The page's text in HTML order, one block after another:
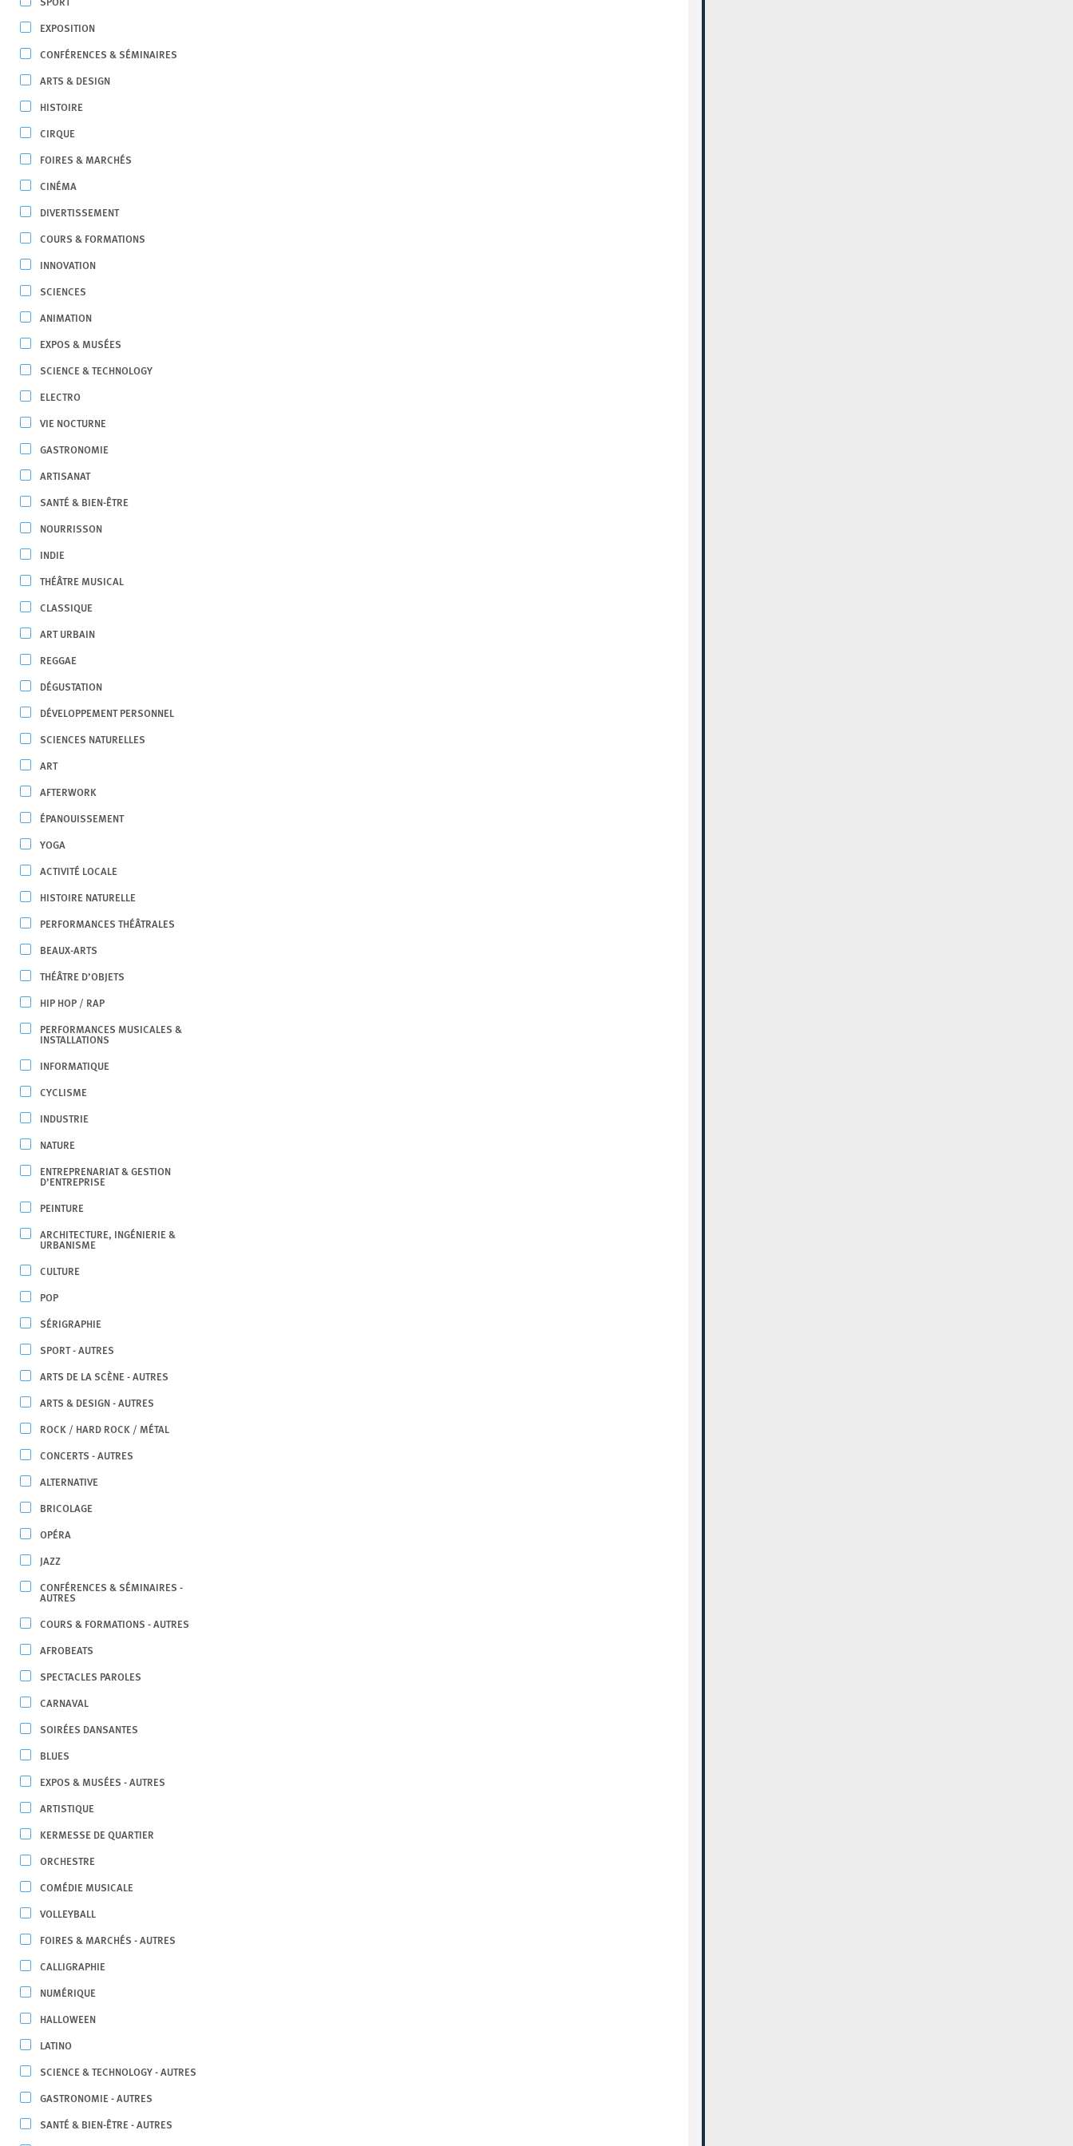
EXPOSITION
CONFÉRENCES & SÉMINAIRES
ARTS & DESIGN
HISTOIRE
CIRQUE
FOIRES & MARCHÉS
CINÉMA
DIVERTISSEMENT
COURS & FORMATIONS
INNOVATION
SCIENCES
ANIMATION
EXPOS & MUSÉES
SCIENCE & TECHNOLOGY
ELECTRO
VIE NOCTURNE
GASTRONOMIE
ARTISANAT
SANTÉ & BIEN-ÊTRE
NOURRISSON
INDIE
THÉÂTRE MUSICAL
CLASSIQUE
ART URBAIN
REGGAE
DÉGUSTATION
DÉVELOPPEMENT PERSONNEL
SCIENCES NATURELLES
ART
AFTERWORK
ÉPANOUISSEMENT
YOGA
ACTIVITÉ LOCALE
HISTOIRE NATURELLE
PERFORMANCES THÉÂTRALES
BEAUX-ARTS
THÉÂTRE D’OBJETS
HIP HOP / RAP
PERFORMANCES MUSICALES &
INSTALLATIONS
INFORMATIQUE
CYCLISME
INDUSTRIE
NATURE
ENTREPRENARIAT & GESTION
D’ENTREPRISE
PEINTURE
ARCHITECTURE, INGÉNIERIE &
URBANISME
CULTURE
POP
SÉRIGRAPHIE
SPORT - AUTRES
ARTS DE LA SCÈNE - AUTRES
ARTS & DESIGN - AUTRES
ROCK / HARD ROCK / MÉTAL
CONCERTS - AUTRES
ALTERNATIVE
BRICOLAGE
OPÉRA
JAZZ
CONFÉRENCES & SÉMINAIRES -
AUTRES
COURS & FORMATIONS - AUTRES
AFROBEATS
SPECTACLES PAROLES
CARNAVAL
SOIRÉES DANSANTES
BLUES
EXPOS & MUSÉES - AUTRES
ARTISTIQUE
KERMESSE DE QUARTIER
ORCHESTRE
COMÉDIE MUSICALE
VOLLEYBALL
FOIRES & MARCHÉS - AUTRES
CALLIGRAPHIE
NUMÉRIQUE
HALLOWEEN
LATINO
SCIENCE & TECHNOLOGY - AUTRES
GASTRONOMIE - AUTRES
SANTÉ & BIEN-ÊTRE - AUTRES